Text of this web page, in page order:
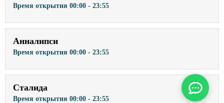
Время открытия 00:00 - 23:55
Анналипси
Время открытия 00:00 - 23:55
Сталида
Время открытия 00:00 - 23:55